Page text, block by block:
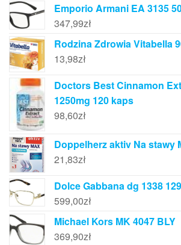
Emporio Armani EA 3135
347,99zł
Rodzina Zdrowia Vitabella
13,98zł
Doctors Best Cinnamon
1250mg 120 kaps
98,60zł
Doppelherz aktiv Na stawy
21,83zł
Dolce Gabbana dg 1338
599,00zł
Michael Kors MK 4047 BLY
369,90zł